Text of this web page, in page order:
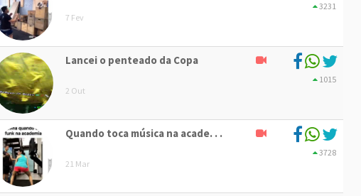
7 Fev
3231
Lancei o penteado da Copa
2 Out
1015
Quando toca música na acade. . .
21 Mar
3728